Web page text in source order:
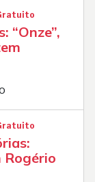
“Onze”,
Rogério